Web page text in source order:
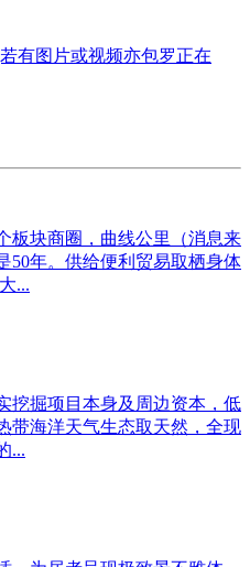
有图片或视频亦包罗正在
板块商圈，曲线公里（消息来
50年。供给便利贸易取栖身体
...
挖掘项目本身及周边资本，低
带海洋天气生态取天然，全现
...